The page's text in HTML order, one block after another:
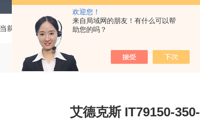
欢迎您！
来自局域网的朋友！有什么可以帮
助您的吗？
前位置： 首页 产品中心
艾德克斯 IT79150-